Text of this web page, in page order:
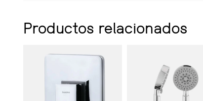
Productos relacionados